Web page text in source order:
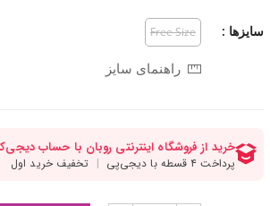
سایزها : Free Size
راهنمای سایز